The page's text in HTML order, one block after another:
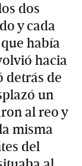
dos
y cada
había
hacia
detrás de
un
al reo y
misma
del